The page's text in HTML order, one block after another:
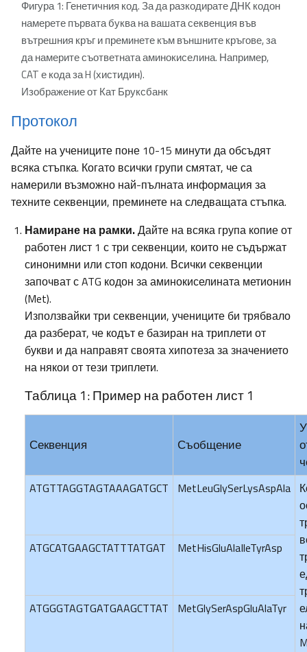
Фигура 1: Генетичния код. За да разкодирате ДНК кодон
намерете първата буква на вашата секвенция във
вътрешния кръг и преминете към външните кръгове, за
да намерите съответната аминокиселина. Например,
CAT е кода за H (хистидин).
Изображение от Кат Бруксбанк
Протокол
Дайте на учениците поне 10-15 минути да обсъдят
всяка стъпка. Когато всички групи смятат, че са
намерили възможно най-пълната информация за
техните секвенции, преминете на следващата стъпка.
Намиране на рамки.Дайте на всяка група копие от
работен лист 1 с три секвенции, които не съдържат
синонимни или стоп кодони. Всички секвенции
започват с ATG кодон за аминокиселината метионин
(Met).
Използвайки три секвенции, учениците би трябвало
да разберат, че кодът е базиран на триплети от
букви и да направят своята хипотеза за значението
на някои от тези триплети.
Таблица 1: Пример на работен лист 1
Секвенция Съобщение
ATGTTAGGTAGTAAAGATGCT MetLeuGlySerLysAspAla
ATGCATGAAGCTATTTATGAT MetHisGluAlaIleTyrAsp
ATGGGTAGTGATGAAGCTTAT MetGlySerAspGluAlaTyr